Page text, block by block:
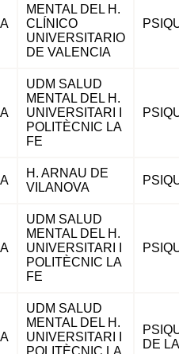
MEDICINA
CON
MENTAL DEL H.
CLÍNICO
UNIVERSITARIO
DE VALENCIA
UDM SALUD
MENTAL DEL H.
UNIVERSITARI I
POLITÈCNIC LA
FE
H. ARNAU DE
VILANOVA
UDM SALUD
MENTAL DEL H.
UNIVERSITARI I
POLITÈCNIC LA
FE
UDM SALUD
MENTAL DEL H.
UNIVERSITARI I
POLITÈCNIC LA
DE